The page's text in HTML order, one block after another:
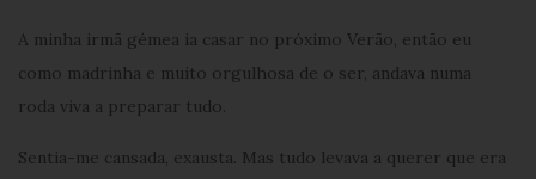
A minha irmã gémea ia casar no próximo Verão, então eu
como madrinha e muito orgulhosa de o ser, andava numa
roda viva a preparar tudo.
Sentia-me cansada, exausta. Mas tudo levava a querer que era